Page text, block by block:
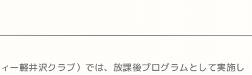
ー軽井沢クラブ）では、放課後プログラムとして実施し